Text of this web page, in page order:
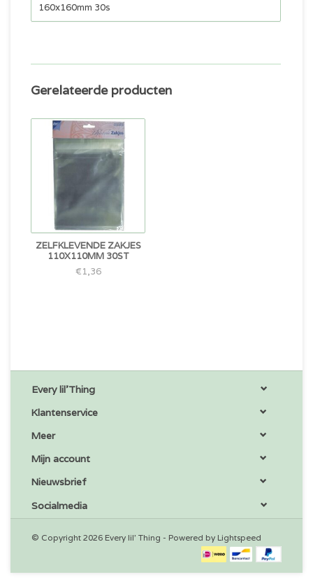
160x160mm 30s
Gerelateerde producten
ZELFKLEVENDE ZAKJES
110X110MM 30ST
€1,36
Every lil'Thing
Klantenservice
Meer
Mijn account
Nieuwsbrief
Socialmedia
© Copyright 2026 Every lil' Thing - Powered by Lightspeed